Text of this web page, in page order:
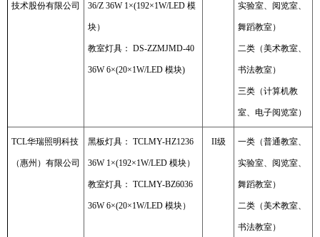
技术股份有限公司 36/Z 36W 1×(192×1W/LED 模
块）
教室灯具： DS-ZZMJMD-40
36W 6×(20×1W/LED 模块)
实验室、阅览室、
舞蹈教室）
二类（美术教室、
书法教室）
三类（计算机教
室、电子阅览室）
TCL华瑞照明科技
（惠州）有限公司
黑板灯具： TCLMY-HZ1236
36W 1×(192×1W/LED 模块）
教室灯具： TCLMY-BZ6036
36W 6×(20×1W/LED 模块）
II级 一类（普通教室、
实验室、阅览室、
舞蹈教室）
二类（美术教室、
书法教室）